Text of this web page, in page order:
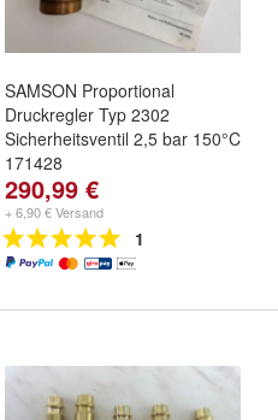
SAMSON Proportional
Druckregler Typ 2302
Sicherheitsventil 2,5 bar 150°C
171428
290,99 €
+ 6,90 € Versand
1